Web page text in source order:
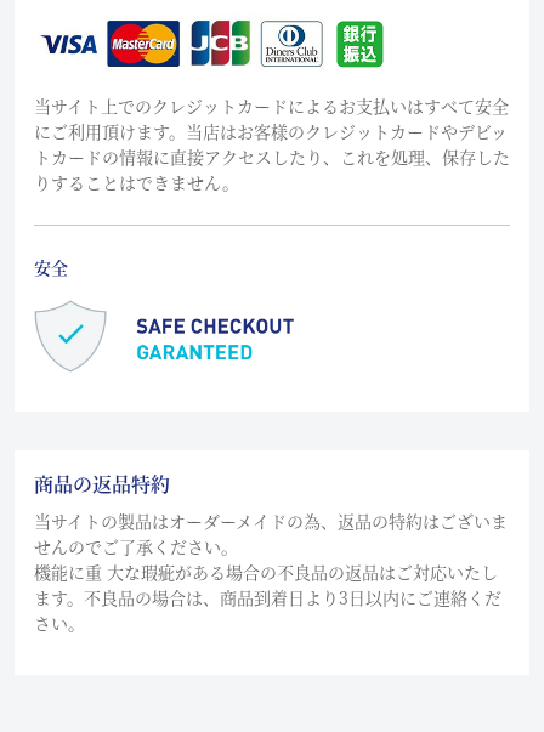
当サイト上でのクレジットカードによるお支払いはすべて安全
にご利用頂けます。当店はお客様のクレジットカードやデビッ
トカードの情報に直接アクセスしたり、これを処理、保存した
りすることはできません。
安全
商品の返品特約
当サイトの製品はオーダーメイドの為、返品の特約はございま
せんのでご了承ください。
機能に重 大な瑕疵がある場合の不良品の返品はご対応いたし
ます。不良品の場合は、商品到着日より3日以内にご連絡くだ
さい。